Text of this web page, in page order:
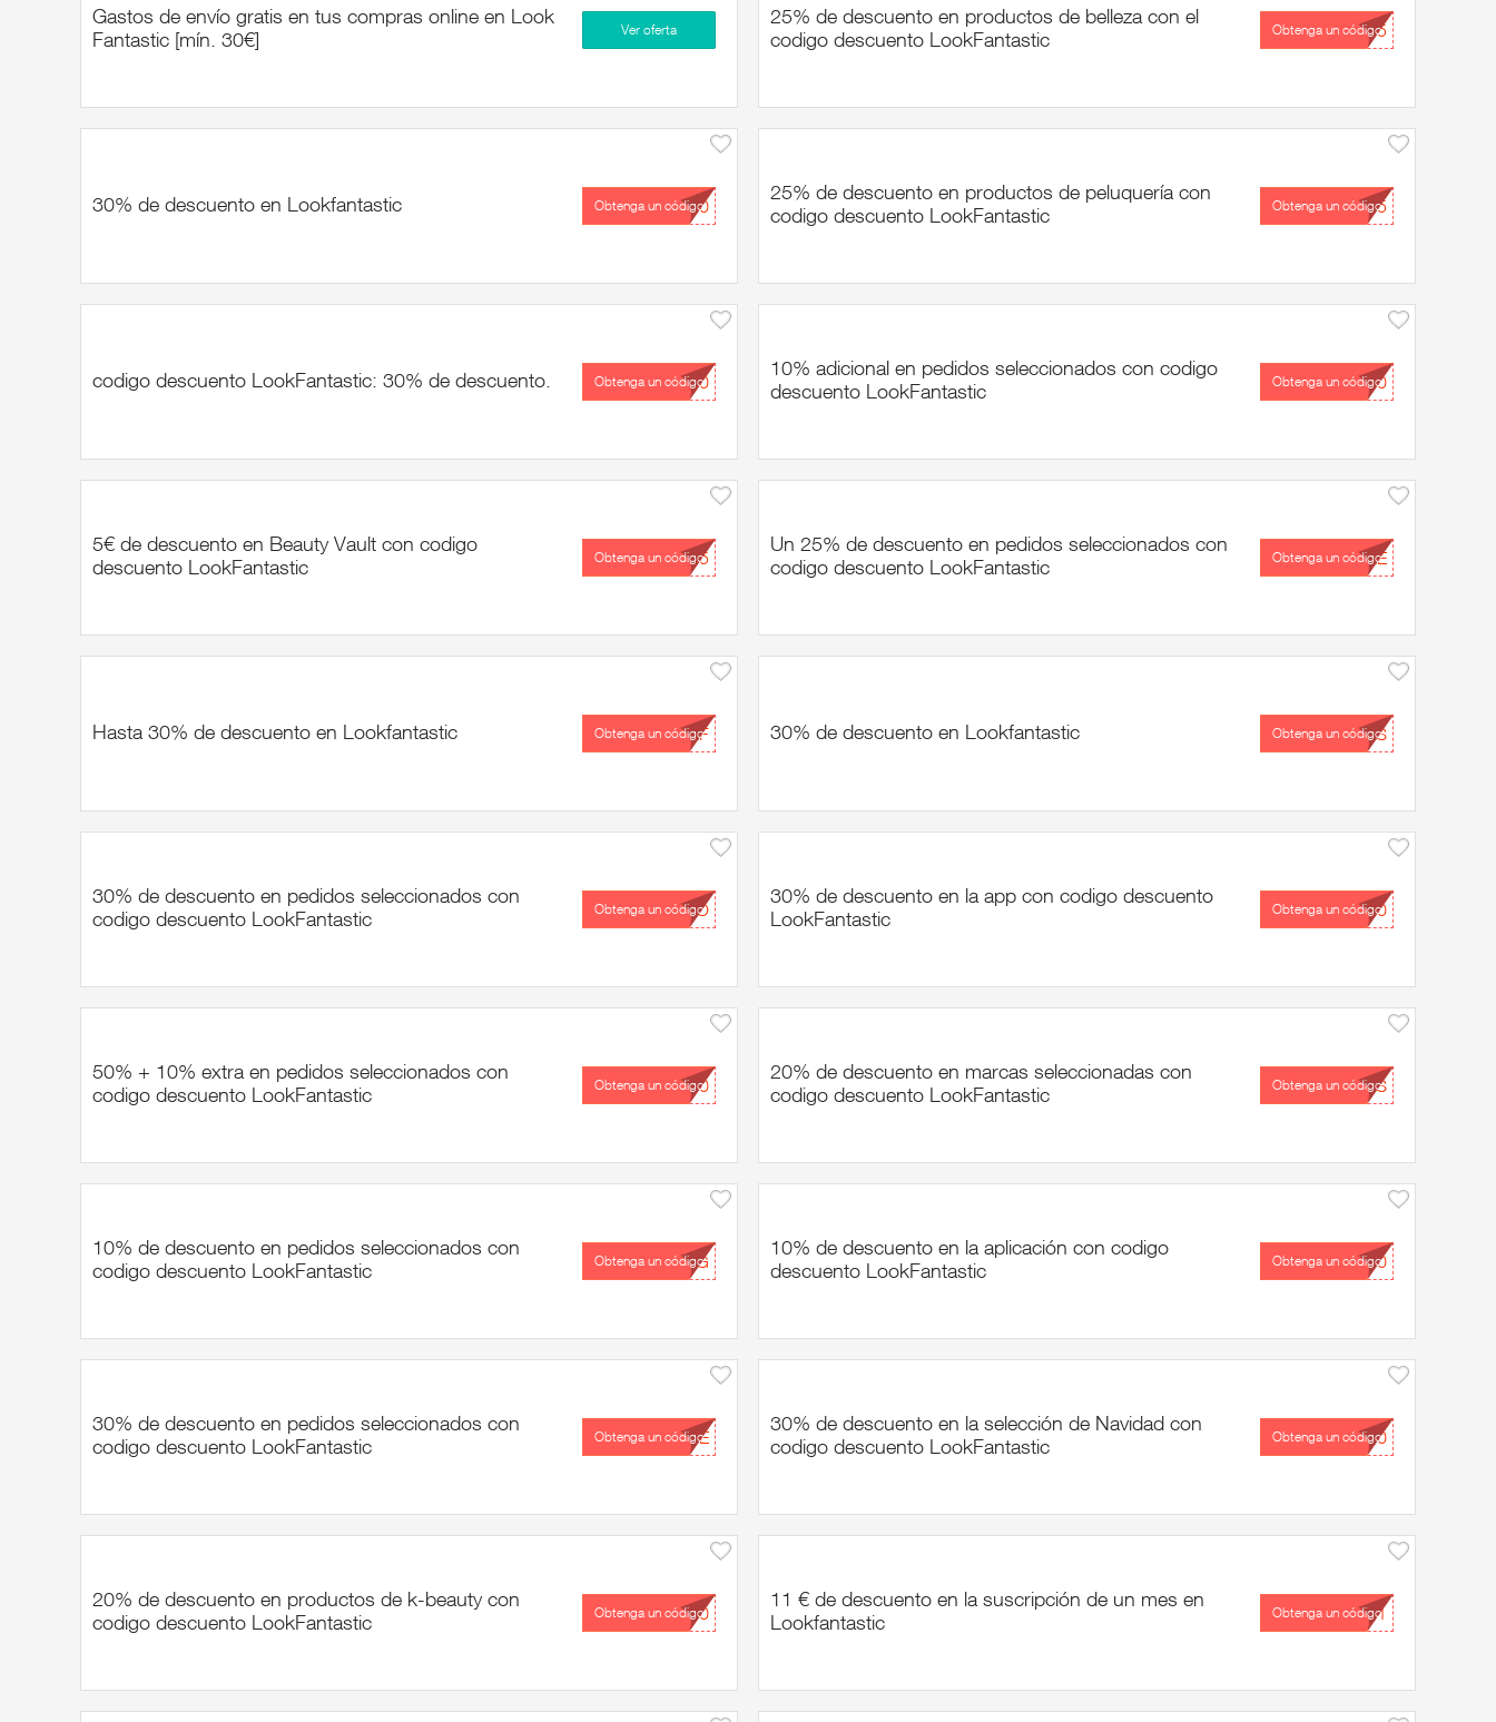
Gastos de envío gratis en tus compras online en Look
Fantastic [mín. 30€]
Ver oferta
25% de descuento en productos de belleza con el
codigo descuento LookFantastic
...25
Obtenga un código
30% de descuento en Lookfantastic ...30
Obtenga un código
25% de descuento en productos de peluquería con
codigo descuento LookFantastic
...25
Obtenga un código
codigo descuento LookFantastic: 30% de descuento. ...30
Obtenga un código
10% adicional en pedidos seleccionados con codigo
descuento LookFantastic
...10
Obtenga un código
5€ de descuento en Beauty Vault con codigo
descuento LookFantastic
...Y5
Obtenga un código
Un 25% de descuento en pedidos seleccionados con
codigo descuento LookFantastic
...LE
Obtenga un código
Hasta 30% de descuento en Lookfantastic ...LF
Obtenga un código 30% de descuento en Lookfantastic ...ES
Obtenga un código
30% de descuento en pedidos seleccionados con
codigo descuento LookFantastic
...DO
Obtenga un código
30% de descuento en la app con codigo descuento
LookFantastic
...30
Obtenga un código
50% + 10% extra en pedidos seleccionados con
codigo descuento LookFantastic
...10
Obtenga un código
20% de descuento en marcas seleccionadas con
codigo descuento LookFantastic
...LS
Obtenga un código
10% de descuento en pedidos seleccionados con
codigo descuento LookFantastic
...AG
Obtenga un código
10% de descuento en la aplicación con codigo
descuento LookFantastic
...10
Obtenga un código
30% de descuento en pedidos seleccionados con
codigo descuento LookFantastic
...HE
Obtenga un código
30% de descuento en la selección de Navidad con
codigo descuento LookFantastic
...30
Obtenga un código
20% de descuento en productos de k-beauty con
codigo descuento LookFantastic
...20
Obtenga un código
11 € de descuento en la suscripción de un mes en
Lookfantastic
...11
Obtenga un código